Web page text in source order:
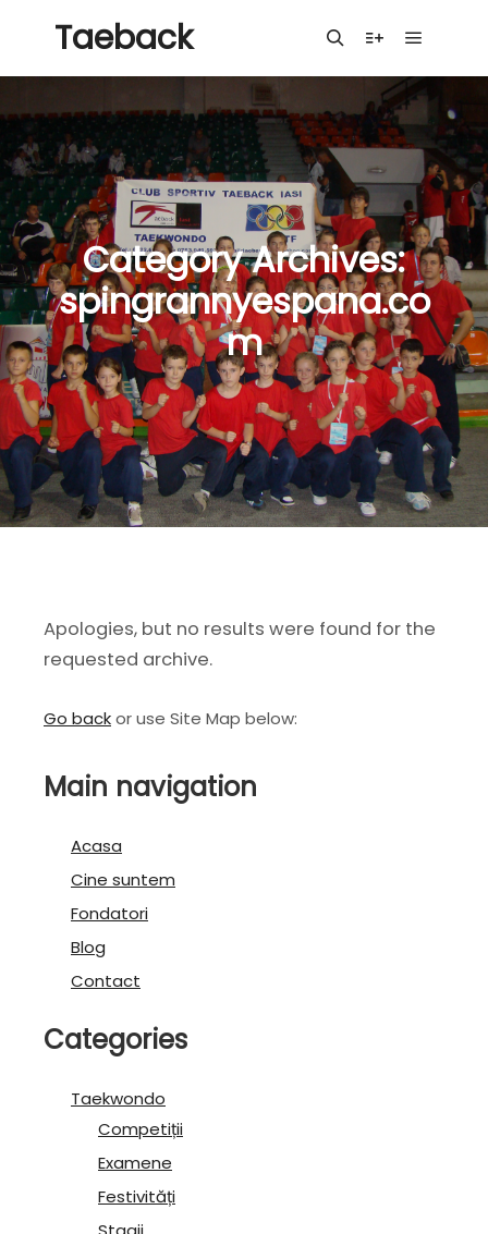
Taeback
Category Archives:
spingrannyespana.co
m
Apologies, but no results were found for the
requested archive.
Go backor use Site Map below:
Main navigation
Acasa
Cine suntem
Fondatori
Blog
Contact
Categories
Taekwondo
Competiții
Examene
Festivități